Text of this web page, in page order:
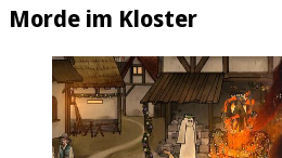
Morde im Kloster